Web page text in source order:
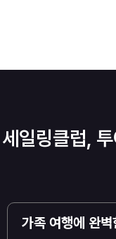
세일링클럽,
가족 여행에 완벽